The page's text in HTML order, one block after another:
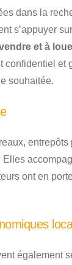
dans la
s’appuyer
et à
confidentiel et
souhaitée.
ont en
également